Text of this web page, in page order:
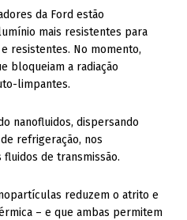
da Ford estão
mais resistentes para
resistentes. No momento,
bloqueiam a radiação
limpantes.
nanofluidos, dispersando
refrigeração, nos
de transmissão.
reduzem o atrito e
– e que ambas permitem